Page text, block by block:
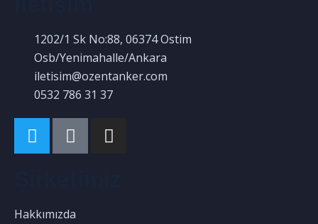
1202/1 Sk No:88, 06374 Ostim
Osb/Yenimahalle/Ankara
iletisim@ozentanker.com
0532 786 31 37
Hakkımızda